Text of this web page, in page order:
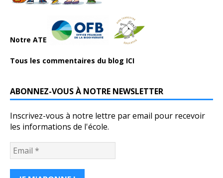
Notre ATE
Tous les commentaires du blog ICI
ABONNEZ-VOUS À NOTRE NEWSLETTER
Inscrivez-vous à notre lettre par email pour recevoir
les informations de l'école.